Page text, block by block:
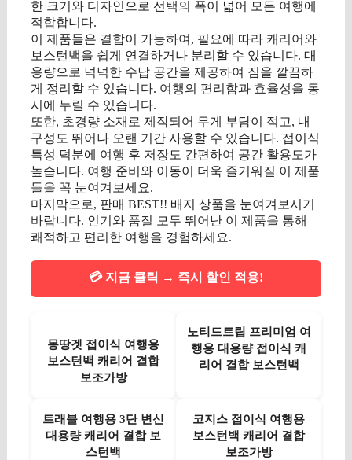
한 크기와 디자인으로 선택의 폭이 넓어 모든 여행에
적합합니다.
이 제품들은 결합이 가능하여, 필요에 따라 캐리어와
보스턴백을 쉽게 연결하거나 분리할 수 있습니다. 대
용량으로 넉넉한 수납 공간을 제공하여 짐을 깔끔하
게 정리할 수 있습니다. 여행의 편리함과 효율성을 동
시에 누릴 수 있습니다.
또한, 초경량 소재로 제작되어 무게 부담이 적고, 내
구성도 뛰어나 오랜 기간 사용할 수 있습니다. 접이식
특성 덕분에 여행 후 저장도 간편하여 공간 활용도가
높습니다. 여행 준비와 이동이 더욱 즐거워질 이 제품
들을 꼭 눈여겨보세요.
마지막으로, 판매 BEST!! 배지 상품을 눈여겨보시기
바랍니다. 인기와 품질 모두 뛰어난 이 제품을 통해
쾌적하고 편리한 여행을 경험하세요.
💳 지금 클릭 → 즉시 할인 적용!
몽땅겟 접이식 여행용
보스턴백 캐리어 결합
보조가방
노티드트립 프리미엄 여
행용 대용량 접이식 캐
리어 결합 보스턴백
트래블 여행용 3단 변신
대용량 캐리어 결합 보
스턴백
코지스 접이식 여행용
보스턴백 캐리어 결합
보조가방